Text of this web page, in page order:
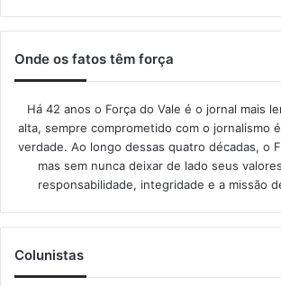
Onde os fatos têm força
Há 42 anos o Força do Vale é o jornal mais
alta, sempre comprometido com o jornalismo
verdade. Ao longo dessas quatro décadas, o
mas sem nunca deixar de lado seus
responsabilidade, integridade e a missão
Colunistas